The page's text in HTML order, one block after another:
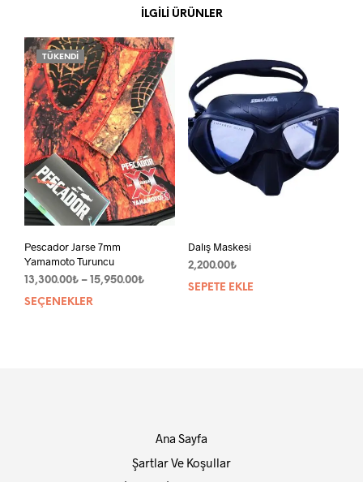
İLGILI ÜRÜNLER
TÜKENDI
Pescador Jarse 7mm
Yamamoto Turuncu
13,300.00₺ – 15,950.00₺Fiyat
SEÇENEKLER
sayfasından
seçilebilir
Dalış Maskesi
2,200.00₺
SEPETE EKLE
Ana Sayfa
Şartlar Ve Koşullar